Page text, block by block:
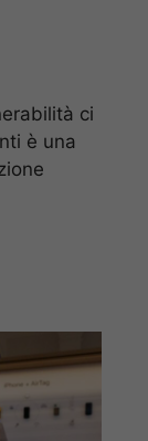
ci
è una